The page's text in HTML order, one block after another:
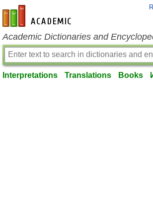
en-academic.com
Academic Dictionaries and
Interpretations Translations Books